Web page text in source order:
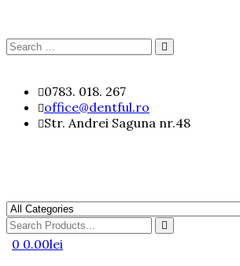
Search
content
0783. 018. 267
office@dentful.ro
Str. Andrei Saguna nr.48
Search
for
0 0.00lei